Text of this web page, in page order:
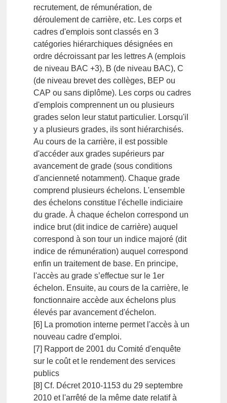
recrutement, de rémunération, de
déroulement de carrière, etc. Les corps et
cadres d'emplois sont classés en 3
catégories hiérarchiques désignées en
ordre décroissant par les lettres A (emplois
de niveau BAC +3), B (de niveau BAC), C
(de niveau brevet des collèges, BEP ou
CAP ou sans diplôme). Les corps ou cadres
d'emplois comprennent un ou plusieurs
grades selon leur statut particulier. Lorsqu'il
y a plusieurs grades, ils sont hiérarchisés.
Au cours de la carrière, il est possible
d'accéder aux grades supérieurs par
avancement de grade (sous conditions
d'ancienneté notamment). Chaque grade
comprend plusieurs échelons. L'ensemble
des échelons constitue l'échelle indiciaire
du grade. À chaque échelon correspond un
indice brut (dit indice de carrière) auquel
correspond à son tour un indice majoré (dit
indice de rémunération) auquel correspond
enfin un traitement de base. En principe,
l'accès au grade s’effectue sur le 1er
échelon. Ensuite, au cours de la carrière, le
fonctionnaire accède aux échelons plus
élevés par avancement d'échelon.
[6] La promotion interne permet l'accès à un
nouveau cadre d'emploi.
[7] Rapport de 2001 du Comité d'enquête
sur le coût et le rendement des services
publics
[8] Cf. Décret 2010-1153 du 29 septembre
2010 et l'arrêté de la même date relatif à